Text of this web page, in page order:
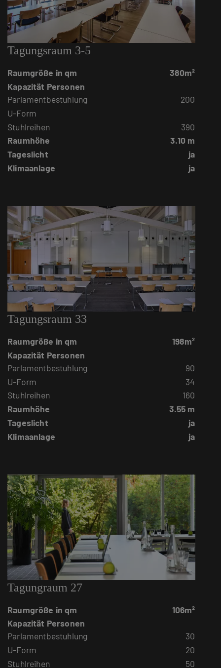
Tagungsraum 3-5
Raumgröße in qm
380m²
Kapazität Personen
Parlamentbestuhlung
200
U-Form
Stuhlreihen
390
Raumhöhe
3.10 m
Tageslicht
ja
Klimaanlage
ja
Tagungsraum 33
Raumgröße in qm
198m²
Kapazität Personen
Parlamentbestuhlung
90
U-Form
34
Stuhlreihen
160
Raumhöhe
3.55 m
Tageslicht
ja
Klimaanlage
ja
Tagungraum 27
Raumgröße in qm
106m²
Kapazität Personen
Parlamentbestuhlung
30
U-Form
20
Stuhlreihen
50